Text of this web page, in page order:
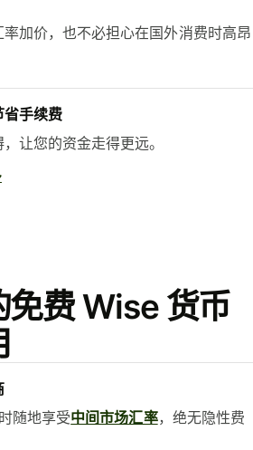
加价，也不必担心在国外消费时高昂
省手续费
让您的资金走得更远。
免费 Wise 货币
随地享受中间市场汇率，绝无隐性费